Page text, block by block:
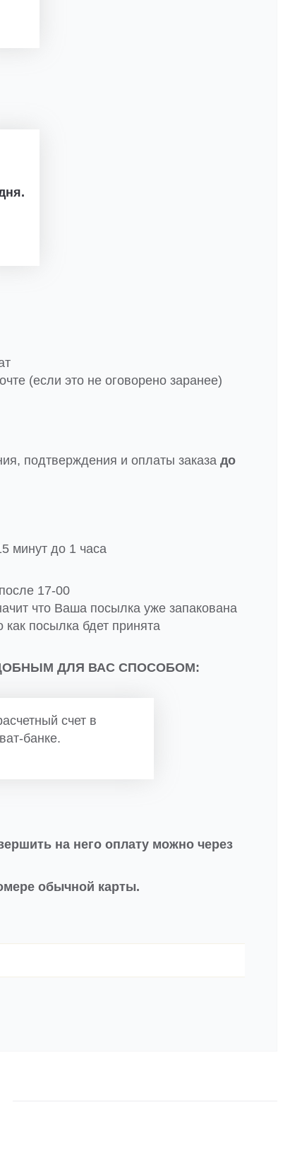
(если это не оговорено заранее)
подтверждения и оплаты заказа до
минут до 1 часа
17-00
что Ваша посылка уже запакована
посылка бдет принята
ДЛЯ ВАС СПОСОБОМ:
счет в
банке.
на него оплату можно через
обычной карты.